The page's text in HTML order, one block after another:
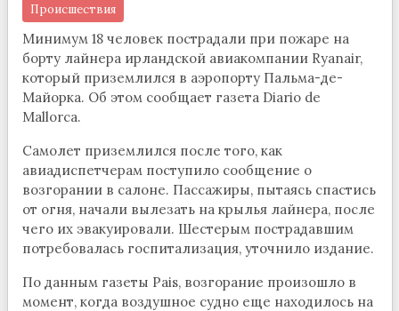
Происшествия
Минимум 18 человек пострадали при пожаре на
борту лайнера ирландской авиакомпании Ryanair,
который приземлился в аэропорту Пальма-де-
Майорка. Об этом сообщает газета Diario de
Mallorca.
Самолет приземлился после того, как
авиадиспетчерам поступило сообщение о
возгорании в салоне. Пассажиры, пытаясь спастись
от огня, начали вылезать на крылья лайнера, после
чего их эвакуировали. Шестерым пострадавшим
потребовалась госпитализация, уточнило издание.
По данным газеты Pais, возгорание произошло в
момент, когда воздушное судно еще находилось на